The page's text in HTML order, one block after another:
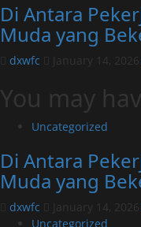
Di Antara
Muda yang
dxwfc January 14, 2026
You may
Uncategorized
Di Antara
Muda yang
dxwfc January 14, 2026
Uncategorized